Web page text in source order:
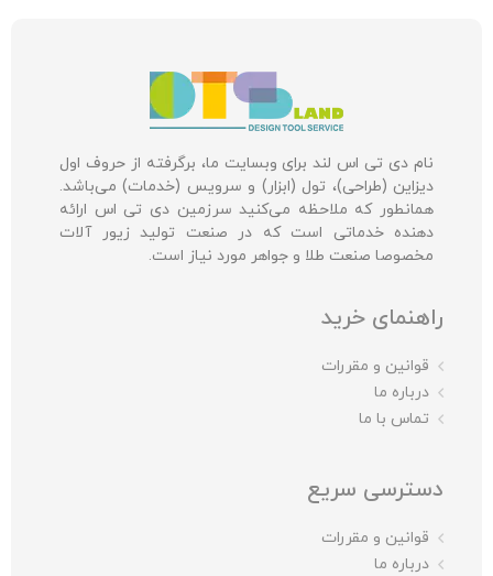
نام دی تی اس لند برای وبسایت ما، برگرفته از حروف اول
دیزاین (طراحی)، تول (ابزار) و سرویس (خدمات) می‌باشد.
همانطور که ملاحظه می‌کنید سرزمین دی تی اس ارائه
دهنده خدماتی است که در صنعت تولید زیور آلات
مخصوصا صنعت طلا و جواهر مورد نیاز است.
راهنمای خرید
قوانین و مقررات
درباره ما
تماس با ما
دسترسی سریع
قوانین و مقررات
درباره ما